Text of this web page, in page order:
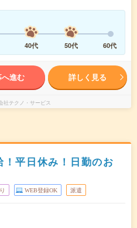
40代 50代 60代
へ進む 詳しく見る
社テクノ・サービス
平日休み！日勤のお
WEB登録OK 派遣